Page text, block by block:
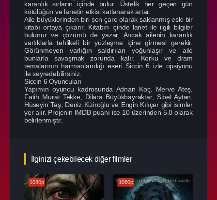
karanlık sırların içinde bulur. Üstelik her geçen gün
kötülüğün ve lanetin etkisi katlanarak artar.
Aile büyüklerinden biri son çare olarak saklanmış eski bir
kitabı ortaya çıkarır. Kitabın içinde lanet ile ilgili bilgiler
bulunur ve çözümü de yazar. Ancak ailenin karanlık
varlıklarla tehlikeli bir yüzleşme içine girmesi gerekir.
Görünmeyen varlığın saldırıları yoğunlaşır ve aile
bunlarla savaşmak zorunda kalır. Korku ve dram
temalarının harmanlandığı eseri Siccin 6 izle opsiyonu
ile seyredebilirsiniz.
Siccin 6 Oyuncuları
Yapımın oyuncu kadrosunda Adnan Koç, Merve Ateş,
Fatih Murat Tekke, Dilara Büyükbayraktar, Sibel Aytan,
Hüseyin Taş, Deniz Kiziroğlu ve Engin Kılıçer gibi isimler
yer alır. Projenin IMDB puanı ise 10 üzerinden 5.0 olarak
belirlenmiştir.
İlginizi çekebilecek diğer filmler
1080p 1080p